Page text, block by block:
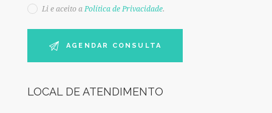
Li e aceito aPolítica de Privacidade.
LOCAL DE ATENDIMENTO